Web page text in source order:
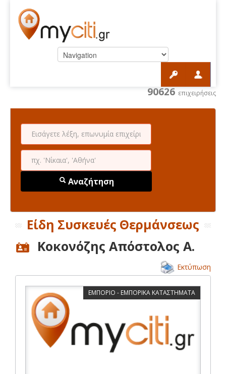
90626 επιχειρήσεις
Αναζήτηση
Είδη Συσκευές Θερμάνσεως
Κοκονόζης Απόστολος Α.
Εκτύπωση
ΕΜΠΟΡΙΟ - ΕΜΠΟΡΙΚΑ ΚΑΤΑΣΤΗΜΑΤΑ